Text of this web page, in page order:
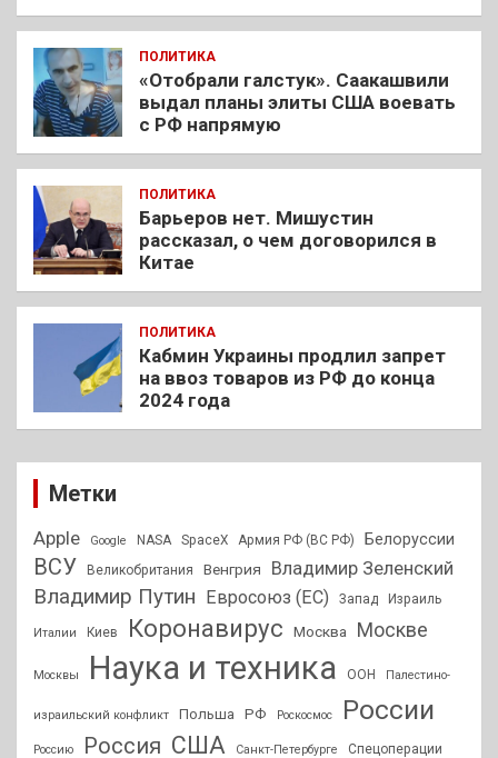
ПОЛИТИКА
«Отобрали галстук». Саакашвили
выдал планы элиты США воевать
с РФ напрямую
ПОЛИТИКА
Барьеров нет. Мишустин
рассказал, о чем договорился в
Китае
ПОЛИТИКА
Кабмин Украины продлил запрет
на ввоз товаров из РФ до конца
2024 года
Метки
Apple Google NASA SpaceX Армия РФ (ВС РФ) Белоруссии
ВСУ Великобритания Венгрия Владимир Зеленский
Владимир Путин Евросоюз (ЕС) Запад Израиль
Италии Киев Коронавирус Москва Москве
Москвы Наука и техника ООН Палестино-
израильский конфликт Польша РФ Роскосмос России
Россию Россия США Санкт-Петербурге Спецоперации